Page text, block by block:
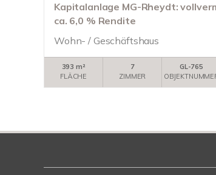
Kapitalanlage MG-Rheydt:
ca. 6,0 % Rendite
Wohn- / Geschäftshaus
393 m²
FLÄCHE
7
ZIMMER
GL-765